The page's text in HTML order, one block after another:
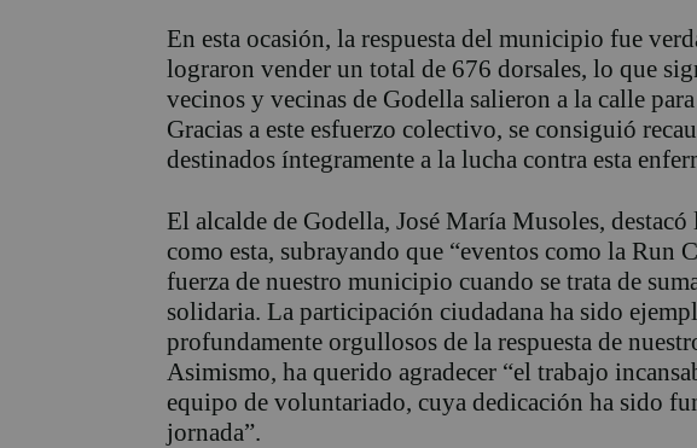
En esta ocasión, la respuesta del municipio fue
lograron vender un total de 676 dorsales, lo que
vecinos y vecinas de Godella salieron a la calle
Gracias a este esfuerzo colectivo, se consiguió
destinados íntegramente a la lucha contra esta
El alcalde de Godella, José María Musoles,
como esta, subrayando que “eventos como la Run
fuerza de nuestro municipio cuando se trata de
solidaria. La participación ciudadana ha sido
profundamente orgullosos de la respuesta de
Asimismo, ha querido agradecer “el trabajo
equipo de voluntariado, cuya dedicación ha sido
jornada”.